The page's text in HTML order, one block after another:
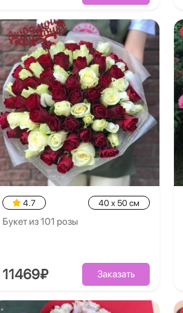
4.7 40 x 50 см
Букет из 101 розы
11469₽ Заказать